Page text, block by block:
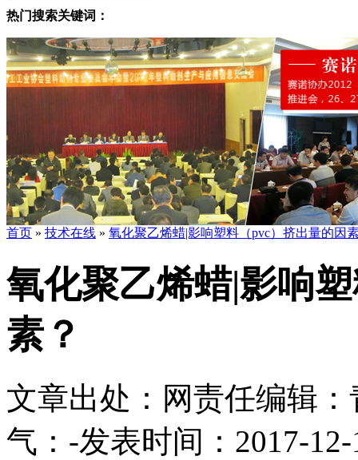
热门搜索关键词：
首页 » 技术在线 » 氧化聚乙烯蜡|影响塑料（pvc）挤出量的因
氧化聚乙烯蜡|影响
素？
文章出处： 网责任编辑
气： -发表时间：2017-